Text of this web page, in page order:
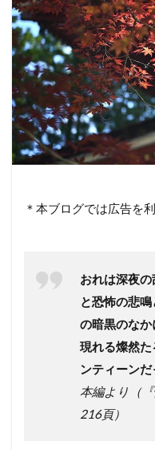
＊本ブログでは広告を
おれは深夜
と恐怖の悲
の暗黒のな
現れる燦然
ンティーンだ
本編より（
216頁）